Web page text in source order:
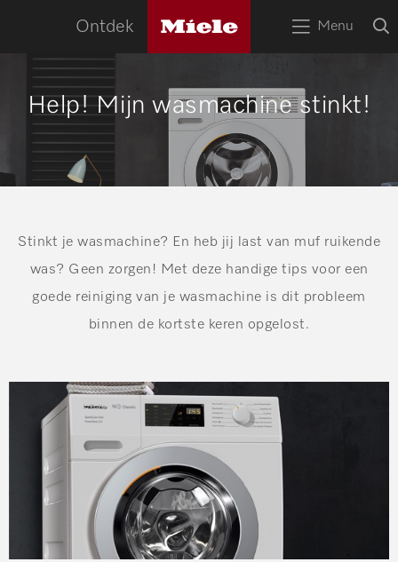
Menu
Open
het
Ontdek
logo
HOME
APPARATEN
RECEPTEN
TIPS
WOONINSPIRATIE
SERVICE
Zoek
Zoek
Help! Mijn wasmachine stinkt!
Stinkt je wasmachine? En heb jij last van muf ruikende
was? Geen zorgen! Met deze handige tips voor een
goede reiniging van je wasmachine is dit probleem
binnen de kortste keren opgelost.